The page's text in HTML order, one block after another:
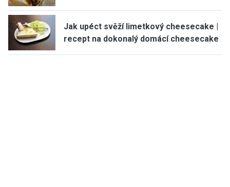
Jak upéct svěží limetkový cheesecake |
recept na dokonalý domácí cheesecake